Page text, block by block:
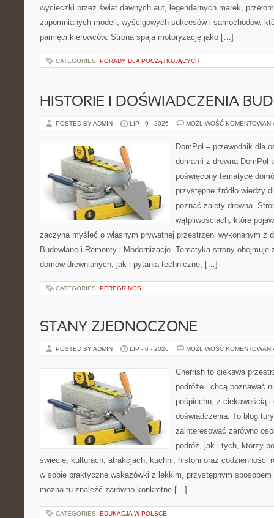
wycieczki przez świat dawnych aut, legendarnych marek,
zapomnianych modeli, wyścigowych sukcesów i samochodów,
pamięci kierowców. Strona spaja motoryzację jako […]
CATEGORIES: PORADY DLA POCZĄTKUJĄCYCH
HISTORIE I DOŚWIADCZENIA
POSTED BY ADMIN LIP - 9 - 2026 MOŻLIWOŚĆ
DomPol – przewodnik dla
domami z drewna DomPol
poświęcony tematyce
przystępne źródło wiedzy
poznać zalety drewna.
wątpliwościach, które
zaczyna myśleć o własnym prywatnej przestrzeni wykonanym z
Budowlane i Remonty i Modernizacje. Tematyka strony obejmuje
domów drewnianych, jak i pytania techniczne, […]
CATEGORIES: PEREGRINOS
STANY ZJEDNOCZONE
POSTED BY ADMIN LIP - 6 - 2026 MOŻLIWOŚĆ
Cherrish to ciekawa
podróże i chcą poznawać
pośpiechu, z ciekawością i
doświadczenia. To blog
zainteresować zarówno
podróż, jak i tych, którzy
świecie, kulturach, atrakcjach, kuchni, historii oraz codzienności
w sobie praktyczne wskazówki z lekkim, przystępnym
można tu znaleźć zarówno konkretne […]
CATEGORIES: EDUKACJA W POLSCE